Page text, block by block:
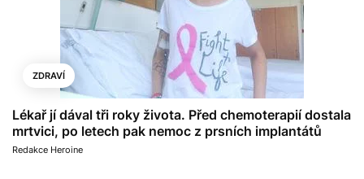
ZDRAVÍ
Lékař jí dával tři roky života. Před chemoterapií dostala
mrtvici, po letech pak nemoc z prsních implantátů
Redakce Heroine